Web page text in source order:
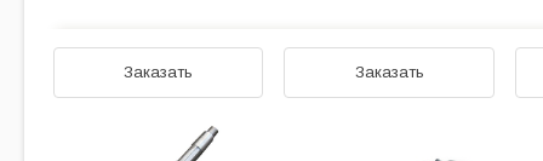
Заказать Заказать